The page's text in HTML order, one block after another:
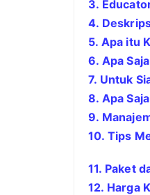
3.
4.
5. Apa itu
6. Apa
7. Untuk
8. Apa
9.
10. Tips
11. Paket
12. Harga